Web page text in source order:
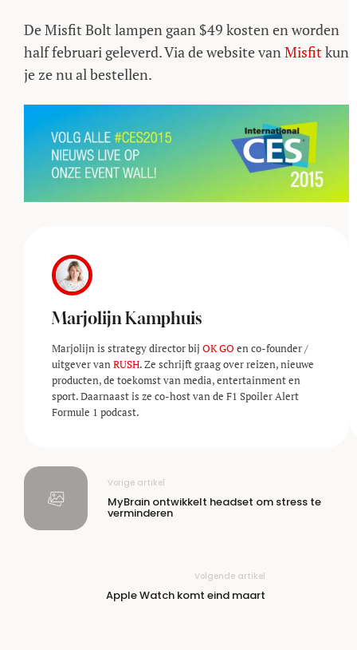
De Misfit Bolt lampen gaan $49 kosten en worden
half februari geleverd. Via de website van Misfit kun
je ze nu al bestellen.
Marjolijn Kamphuis
Marjolijn is strategy director bij OK GO en co-founder /
uitgever vanRUSH. Ze schrijft graag over reizen, nieuwe
producten, de toekomst van media, entertainment en
sport. Daarnaast is ze co-host van de F1 Spoiler Alert
Formule 1 podcast.
Vorige artikel
MyBrain ontwikkelt headset om stress te
verminderen
Volgende artikel
Apple Watch komt eind maart